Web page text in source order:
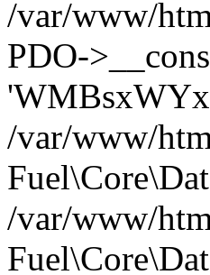
/var/www/
PDO-
/var/www/
/var/www/